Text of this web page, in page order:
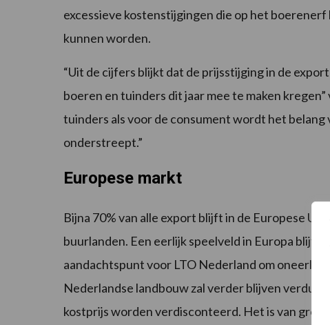
excessieve kostenstijgingen die op het
kunnen worden.
“Uit de cijfers blijkt dat de prijsstijging in de
boeren en tuinders dit jaar mee te maken
tuinders als voor de consument wordt het
onderstreept.”
Europese markt
Bijna 70% van alle export blijft in de Europese
buurlanden. Een eerlijk speelveld in Europa blijft
aandachtspunt voor LTO Nederland om
Nederlandse landbouw zal verder blijven
kostprijs worden verdisconteerd. Het is van